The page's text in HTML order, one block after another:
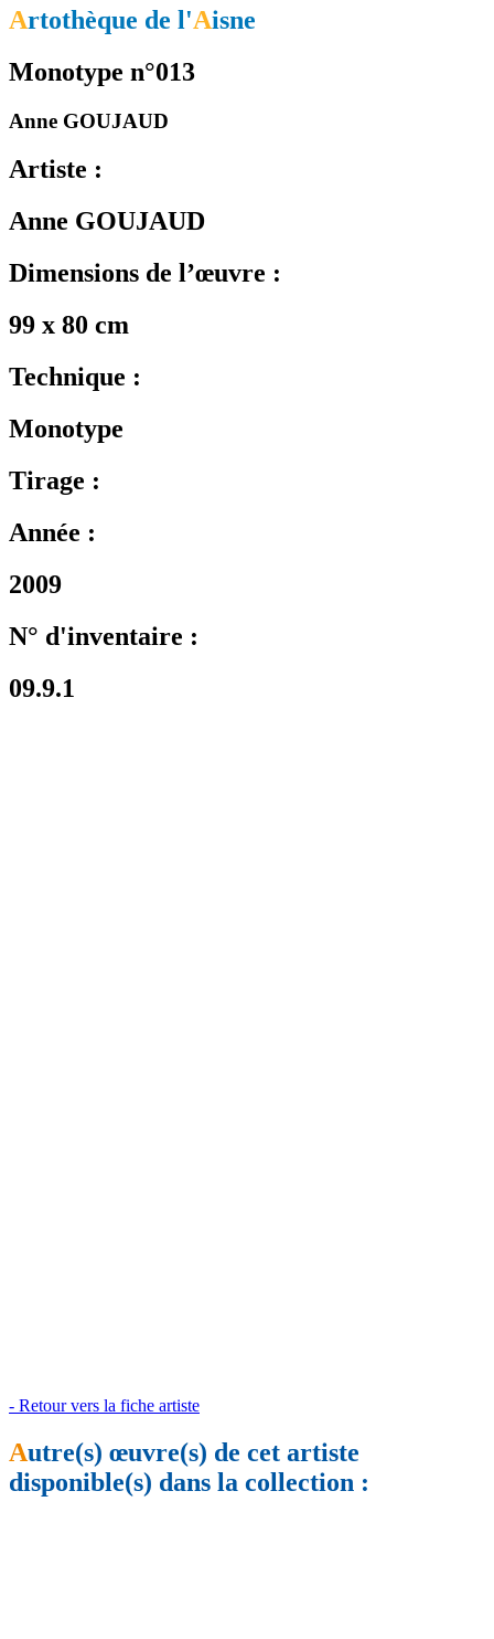
Artothèque de l'Aisne
Monotype n°013
Anne GOUJAUD
Artiste :
Anne GOUJAUD
Dimensions de l’œuvre :
99 x 80 cm
Technique :
Monotype
Tirage :
Année :
2009
N° d'inventaire :
09.9.1
- Retour vers la fiche artiste
Autre(s) œuvre(s) de cet artiste
disponible(s) dans la collection :